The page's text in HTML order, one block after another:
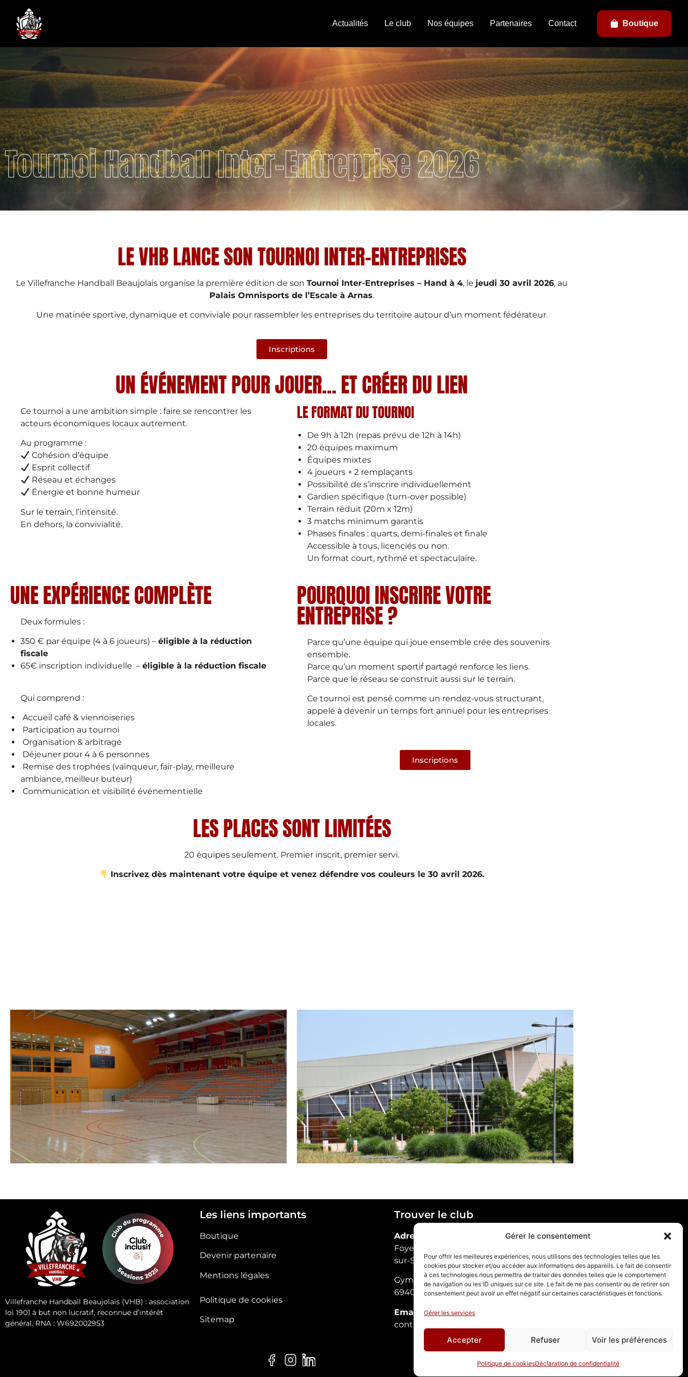
Gérer le consentement
Pour offrir les meilleures expériences, nous utilisons des technologies telles que les
cookies pour stocker et/ou accéder aux informations des appareils. Le fait de consentir
à ces technologies nous permettra de traiter des données telles que le comportement
de navigation ou les ID uniques sur ce site. Le fait de ne pas consentir ou de retirer son
consentement peut avoir un effet négatif sur certaines caractéristiques et fonctions.
Gérer les services
Accepter Refuser Voir les préférences
Politique de cookiesDéclaration de confidentialité
Actualités Le club Nos équipes Partenaires Contact Boutique
Tournoi Handball Inter-Entreprise 2026
LE VHB LANCE SON TOURNOI INTER-ENTREPRISES
Le Villefranche Handball Beaujolais organise la première édition de son Tournoi Inter-Entreprises – Hand à 4, le jeudi 30 avril 2026, au
Palais Omnisports de l’Escale à Arnas.
Une matinée sportive, dynamique et conviviale pour rassembler les entreprises du territoire autour d’un moment fédérateur.
Inscriptions
UN ÉVÉNEMENT POUR JOUER… ET CRÉER DU LIEN
Ce tournoi a une ambition simple : faire se rencontrer les
acteurs économiques locaux autrement.
Au programme :
Cohésion d’équipe
Esprit collectif
Réseau et échanges
Énergie et bonne humeur
Sur le terrain, l’intensité.
En dehors, la convivialité.
LE FORMAT DU TOURNOI
De 9h à 12h (repas prévu de 12h à 14h)
20 équipes maximum
Équipes mixtes
4 joueurs + 2 remplaçants
Possibilité de s’inscrire individuellement
Gardien spécifique (turn-over possible)
Terrain réduit (20m x 12m)
3 matchs minimum garantis
Phases finales : quarts, demi-finales et finale
Accessible à tous, licenciés ou non.
Un format court, rythmé et spectaculaire.
UNE EXPÉRIENCE COMPLÈTE
Deux formules :
350 € par équipe (4 à 6 joueurs) – éligible à la réduction
fiscale
65€ inscription individuelle – éligible à la réduction fiscale
Qui comprend :
Accueil café & viennoiseries
Participation au tournoi
Organisation & arbitrage
Déjeuner pour 4 à 6 personnes
Remise des trophées (vainqueur, fair-play, meilleure
ambiance, meilleur buteur)
Communication et visibilité événementielle
POURQUOI INSCRIRE VOTRE
ENTREPRISE ?
Parce qu’une équipe qui joue ensemble crée des souvenirs
ensemble.
Parce qu’un moment sportif partagé renforce les liens.
Parce que le réseau se construit aussi sur le terrain.
Ce tournoi est pensé comme un rendez-vous structurant,
appelé à devenir un temps fort annuel pour les entreprises
locales.
Inscriptions
LES PLACES SONT LIMITÉES
20 équipes seulement. Premier inscrit, premier servi.
Inscrivez dès maintenant votre équipe et venez défendre vos couleurs le 30 avril 2026.
Villefranche Handball Beaujolais (VHB) : association
loi 1901 à but non lucratif, reconnue d’intérêt
général. RNA : W692002953
Les liens importants
Boutique
Devenir partenaire
Mentions légales
Politique de cookies
Sitemap
Trouver le club
Adresse
Foyer :
sur-Saône, BP80139.
Gymnase :L’Escale, 2726 Rte de Longsard,
69400 Arnas
Email
contact@villefranchehandball.com